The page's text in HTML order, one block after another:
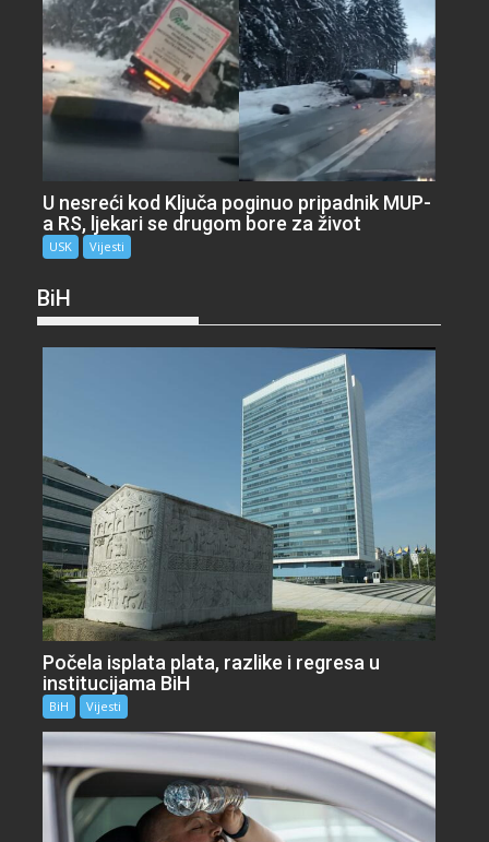
U nesreći kod Ključa poginuo pripadnik MUP-
a RS, ljekari se drugom bore za život
USK Vijesti
BiH
Počela isplata plata, razlike i regresa u
institucijama BiH
BiH Vijesti